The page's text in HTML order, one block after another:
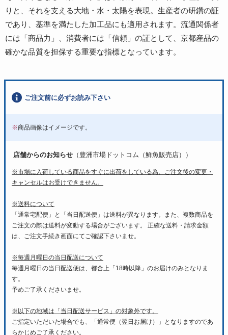
りと、それを支える大地・水・太陽を表現。生産者の研鑽の証
であり、基準を満たした加工品にも適用されます。流通関係者
には「商品力」、消費者には「信頼」の証として、京都産品の
確かな品質を担保する重要な指標となっています。
ご注文前に必ずお読み下さい
※商品画像はイメージです。
店舗からのお知らせ （豊洲市場ドットコム（鮮魚販売店））
※市場に入荷している商品をすぐに出荷をしている為、ご注文後の変更・
キャンセルはお受けできません。
※送料について
「通常宅配便」と「当日配送便」は送料が異なります。また、複数商品を
ご注文の際は送料が変動する場合がございます。 正確な送料・請求金額
は、ご注文手続き画面にてご確認下さいませ。
※毎週月曜日の当日配送について
毎週月曜日の当日配送便は、都合上「18時以降」のお届けのみとなりま
す。
予めご了承くださいませ。
※以下の地域は「当日配送サービス」の対象外です。
ご指定いただいた場合でも、「通常便（翌日お届け）」となりますのであ
らかじめご了承ください。